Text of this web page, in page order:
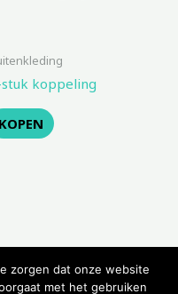
stuk koppeling
KOPEN
zorgen dat onze website
met het gebruiken